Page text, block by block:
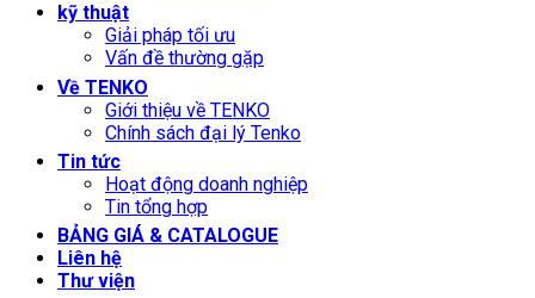
kỹ thuật
Giải pháp tối ưu
Vấn đề thường gặp
Về TENKO
Giới thiệu về TENKO
Chính sách đại lý Tenko
Tin tức
Hoạt động doanh nghiệp
Tin tổng hợp
BẢNG GIÁ & CATALOGUE
Liên hệ
Thư viện